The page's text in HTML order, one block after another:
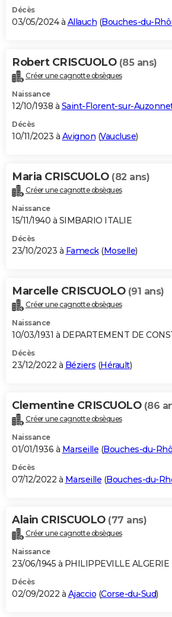
Décès
03/05/2024 à Allauch (Bouches-du-
Robert CRISCUOLO (85 ans)
Créer une cagnotte obsèques
Naissance
12/10/1938 à Saint-Florent-sur-
Décès
10/11/2023 à Avignon (Vaucluse)
Maria CRISCUOLO (82 ans)
Créer une cagnotte obsèques
Naissance
15/11/1940 à SIMBARIO ITALIE
Décès
23/10/2023 à Fameck(Moselle)
Marcelle CRISCUOLO (91 ans)
Créer une cagnotte obsèques
Naissance
10/03/1931 à DEPARTEMENT DE
Décès
23/12/2022 à Béziers (Hérault)
Clementine CRISCUOLO (86
Créer une cagnotte obsèques
Naissance
01/01/1936 à Marseille (Bouches-du-
Décès
07/12/2022 à Marseille (Bouches-du-
Alain CRISCUOLO (77 ans)
Créer une cagnotte obsèques
Naissance
23/06/1945 à PHILIPPEVILLE ALGERIE
Décès
02/09/2022 à Ajaccio (Corse-du-Sud)